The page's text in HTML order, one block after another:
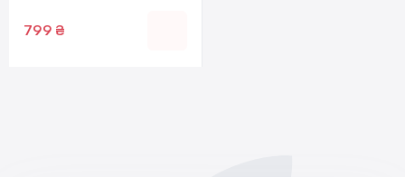
(SPHIPH220IW23)
799 ₴